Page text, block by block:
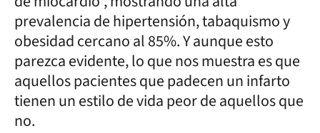
prevalencia de hipertensión, tabaquismo y
obesidad cercano al 85%. Y aunque esto
parezca evidente, lo que nos muestra es que
aquellos pacientes que padecen un infarto
tienen un estilo de vida peor de aquellos que
no.